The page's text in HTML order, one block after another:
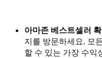
아마존 베스트셀러
지를 방문하세요. 모
할 수 있는 가장 수익